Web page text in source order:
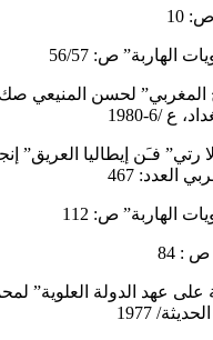
10
الهاربة” ص: 56/57
ع /6-1980
رتي” فـَن إيطاليا العريق”
العدد: 467
الهاربة” ص: 112
: 84
على عهد الدولة العلوية”